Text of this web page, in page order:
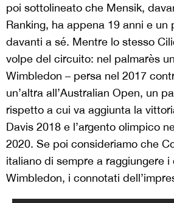
poi sottolineato che Mensik,
Ranking, ha appena 19 anni e
davanti a sé. Mentre lo stesso
volpe del circuito: nel palmarès
Wimbledon – persa nel 2017
un’altra all’Australian Open, un
rispetto a cui va aggiunta la
Davis 2018 e l’argento olimpico
2020. Se poi consideriamo che
italiano di sempre a raggiungere i
Wimbledon, i connotati